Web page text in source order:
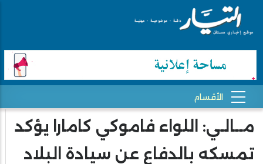
مــالـي: اللواء فاموكي كامارا يؤكد
تمسكه بالدفاع عن سيادة البلاد